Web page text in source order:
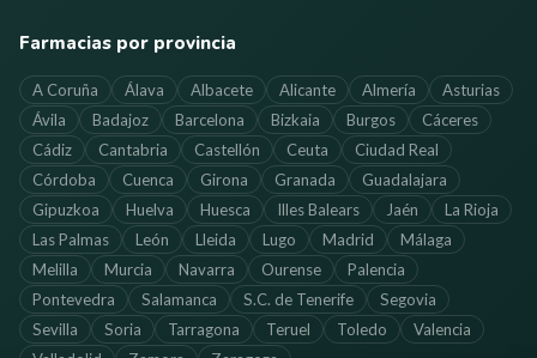
Farmacias por provincia
A Coruña Álava Albacete Alicante Almería
Asturias
Ávila
Badajoz Barcelona Bizkaia Burgos
Cáceres
Cádiz
Cantabria Castellón Ceuta
Ciudad Real
Córdoba
Cuenca Girona Granada
Guadalajara
Gipuzkoa
Huelva Huesca Illes Balears Jaén
La Rioja
Las Palmas
León Lleida Lugo Madrid
Málaga
Melilla
Murcia Navarra Ourense
Palencia
Pontevedra
Salamanca S.C. de Tenerife
Segovia
Sevilla
Soria Tarragona Teruel Toledo
Valencia